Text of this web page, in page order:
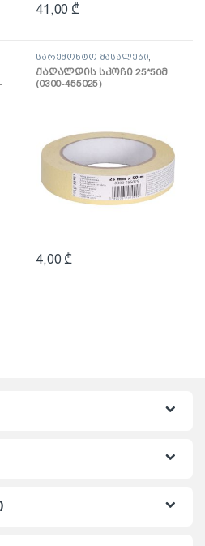
41,00 ₾
სარემონტო მასალები
ლენტი
ქაღალდის სკოჩი 25*50მ
(0300-455025)
4,00 ₾